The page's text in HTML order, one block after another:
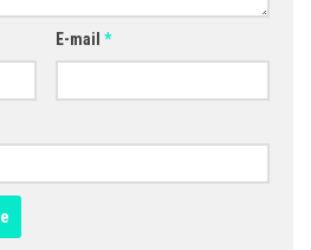
E-mail *